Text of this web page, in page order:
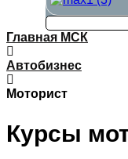
Главная МСК
Автобизнес
Моторист
Курсы